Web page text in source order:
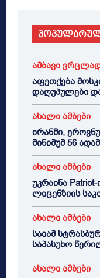
ამბავი
აფეთქება
დაღუპულები
ახალი ამბები
ირანში,
მინიმუმ 56
ახალი ამბები
უკრაინა
ლიცენზიის
ახალი ამბები
საიამ
საპასუხო
ახალი ამბები